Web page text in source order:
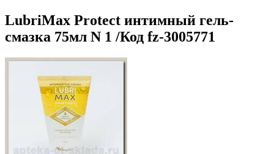
LubriMax Protect интимный гель-
смазка 75мл N 1 /Код fz-3005771